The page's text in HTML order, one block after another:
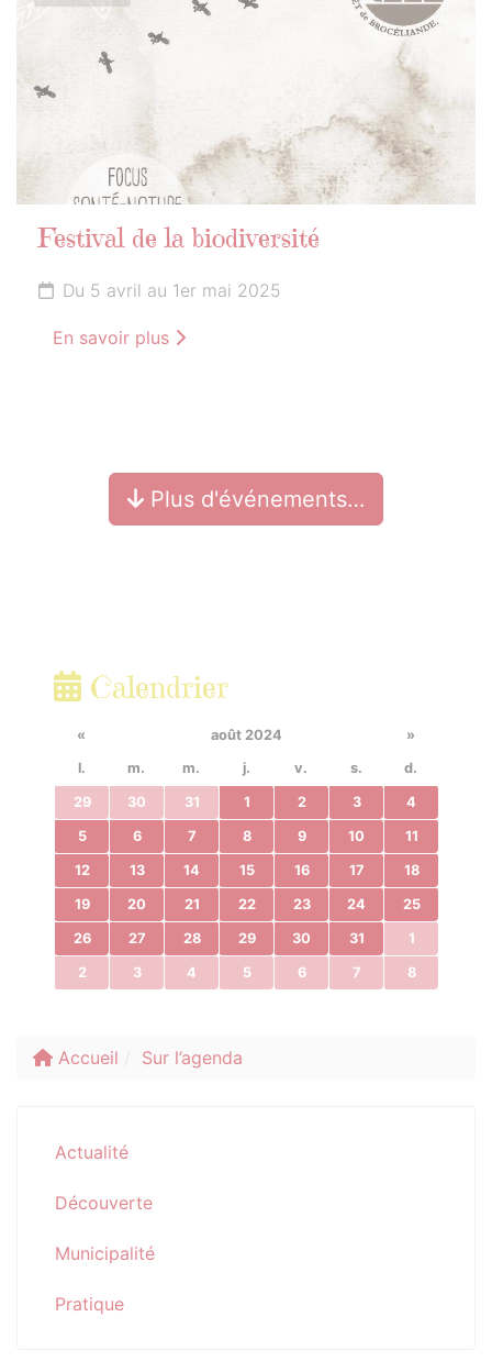
Festival de la biodiversité
Du 5 avril au 1er mai 2025
En savoir plus
Plus d'événements…
Calendrier
« août 2024
»
l.
m. m. j. v. s. d.
29 30 31 1 2 3 4
5 6 7 8 9 10 11
12 13 14 15 16 17 18
19 20 21 22 23 24 25
26 27 28 29 30 31 1
2 3 4 5 6 7 8
Accueil Sur l’agenda
Actualité
Découverte
Municipalité
Pratique